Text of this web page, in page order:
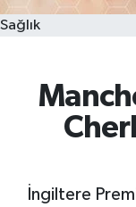
Sağlık
İngiltere